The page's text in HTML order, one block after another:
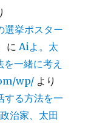
選挙ポスター
に Aiよ。太
一緒に考え
wp/ より
する方法を一
治家、太田